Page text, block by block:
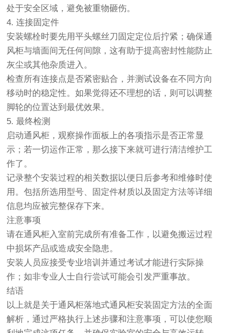
处于安全区域，避免被重物砸伤。
4. 连接固定件
安装螺栓时要先用平头螺丝刀固定定位后拧紧；确保通
风柜与墙面间无任何间隙，这有助于提高密封性能防止
灰尘或其他杂质进入。
检查所有连接点是否紧密贴合，并测试设备在不同方向
移动时的稳定性。如果觉得还不理想的话，则可以调整
脚轮的位置达到最优效果。
5. 最终检测
启动通风柜，观察操作面板上的各项指示是否正常显
示；若一切运作正常，那么接下来就可进行清洁维护工
作了。
记录整个安装过程的相关数据以便日后参考和维修时使
用。包括所选用型号、固定件材质以及固定方法等详细
信息均应被完整保存下来。
注意事项
请在通风柜入室前完成所有准备工作，以避免搬运过程
中损坏产品或造成安全隐患。
安装人员应接受专业培训并通过考试才能进行实际操
作；如非专业人士自行尝试可能会引发严重事故。
结语
以上就是关于通风柜落地式通风柜安装固定方法的全面
解析，通过严格执行上述步骤和注意事项，可以使您顺